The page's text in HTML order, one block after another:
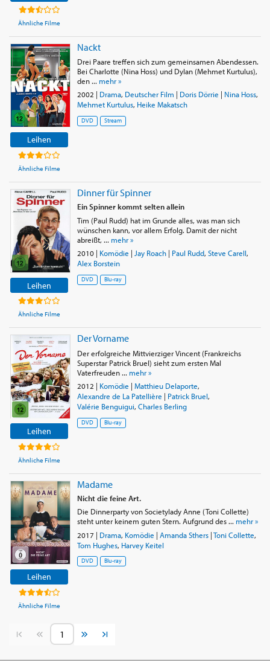
Ähnliche Filme
Leihen
Ähnliche Filme
Nackt
Drei Paare treffen sich zum gemeinsamen Abendessen.
Bei Charlotte (Nina Hoss) und Dylan (Mehmet Kurtulus),
den ... mehr »
2002 | Drama, Deutscher Film | Doris Dörrie | Nina Hoss,
Mehmet Kurtulus, Heike Makatsch
DVD Stream
Leihen
Ähnliche Filme
Dinner für Spinner
Ein Spinner kommt selten allein
Tim (Paul Rudd) hat im Grunde alles, was man sich
wünschen kann, vor allem Erfolg. Damit der nicht
abreißt, ... mehr »
2010| Komödie | Jay Roach| Paul Rudd, Steve Carell,
Alex Borstein
DVD Blu-ray
Leihen
Ähnliche Filme
Der Vorname
Der erfolgreiche Mittvierziger Vincent (Frankreichs
Superstar Patrick Bruel) sieht zum ersten Mal
Vaterfreuden ... mehr »
2012 | Komödie | Matthieu Delaporte,
Alexandre de La Patellière | Patrick Bruel,
Valérie Benguigui, Charles Berling
DVD Blu-ray
Leihen
Ähnliche Filme
Madame
Nicht die feine Art.
Die Dinnerparty von Societylady Anne (Toni Collette)
steht unter keinem guten Stern. Aufgrund des ... mehr »
2017 | Drama, Komödie | Amanda Sthers|Toni Collette,
Tom Hughes, Harvey Keitel
DVD Blu-ray
Vorherige SeiteNächste Seite